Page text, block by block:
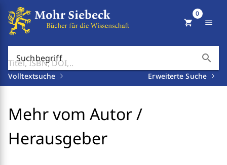
Suchbegriff search
Volltextsuche Erweiterte Suche
shopping_cart
0
menu
Mehr vom Autor /
Herausgeber